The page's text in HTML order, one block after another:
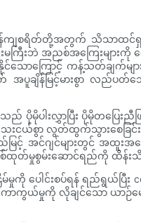
ျစရိတ်တို့အတွက် သိသာထင်ရှာ
ဘဲ အညစ်အကြေးများကို က
ောကြောင့် ကန့်သတ်ချက်မျာ
ချိန်မြင့်မားစွာ လည်ပတ်သ
းလွှာပြီး ပိုမိုတပြေးညီဖြစ်ပ
း သေးငယ်စွာ လွတ်ထွက်သွားစေခ
င့် အင်ဂျင်များတွင် အထူးအရ
စ်ထုတ်မှုစွမ်းဆောင်ရည်ကို ထိန်းသိ
ေါင်းစပ်ရန် ရည်ရွယ်ပြီး
ကာကွယ်မှုကို လိုချင်သော ယာဉ်မေ